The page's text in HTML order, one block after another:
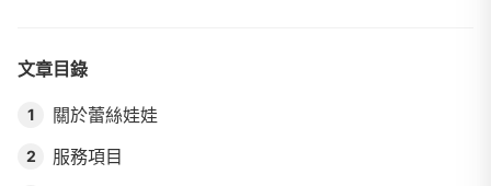
文章目錄
1 關於蕾絲娃娃
2 服務項目